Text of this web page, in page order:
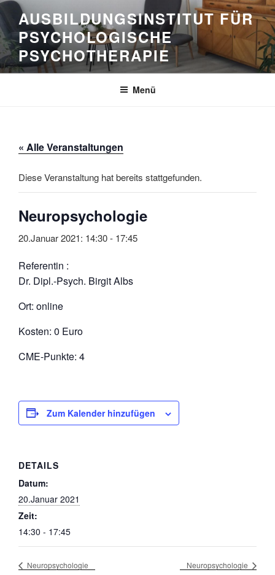
Zum
Inhalt
springen
AUSBILDUNGSINSTITUT FÜR
PSYCHOLOGISCHE
PSYCHOTHERAPIE
Menü
« Alle Veranstaltungen
Diese Veranstaltung hat bereits stattgefunden.
Neuropsychologie
20.Januar 2021: 14:30- 17:45
Referentin :
Dr. Dipl.-Psych. Birgit Albs
Ort: online
Kosten: 0 Euro
CME-Punkte: 4
Zum Kalender hinzufügen
DETAILS
Datum:
20.Januar 2021
Zeit:
14:30 - 17:45
Neuropsychologie Neuropsychologie